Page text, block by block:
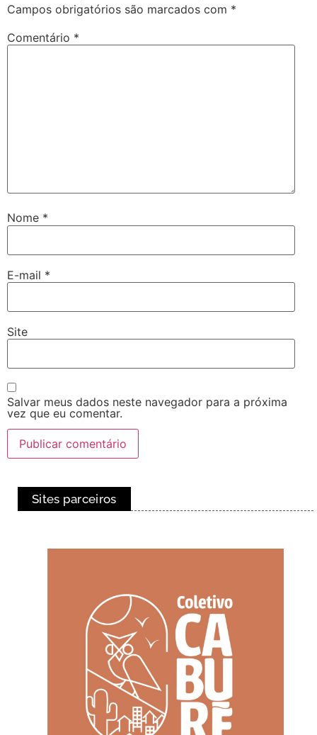
Campos obrigatórios são marcados com *
Comentário *
Nome *
E-mail *
Site
Salvar meus dados neste navegador para a próxima
vez que eu comentar.
Sites parceiros